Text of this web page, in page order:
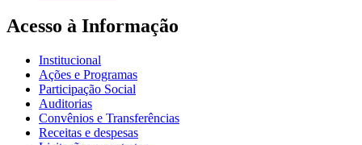
Acesso à Informação
Institucional
Ações e Programas
Participação Social
Auditorias
Convênios e Transferências
Receitas e despesas